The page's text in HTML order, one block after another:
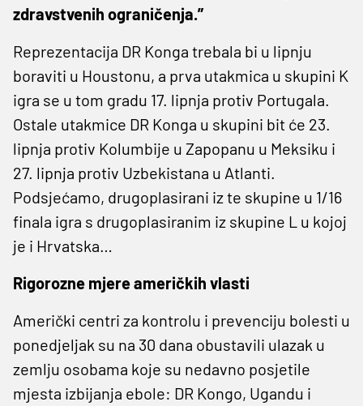
zdravstvenih ograničenja.”
Reprezentacija DR Konga trebala bi u lipnju
boraviti u Houstonu, a prva utakmica u skupini K
igra se u tom gradu 17. lipnja protiv Portugala.
Ostale utakmice DR Konga u skupini bit će 23.
lipnja protiv Kolumbije u Zapopanu u Meksiku i
27. lipnja protiv Uzbekistana u Atlanti.
Podsjećamo, drugoplasirani iz te skupine u 1/16
finala igra s drugoplasiranim iz skupine L u kojoj
je i Hrvatska…
Rigorozne mjere američkih vlasti
Američki centri za kontrolu i prevenciju bolesti u
ponedjeljak su na 30 dana obustavili ulazak u
zemlju osobama koje su nedavno posjetile
mjesta izbijanja ebole: DR Kongo, Ugandu i